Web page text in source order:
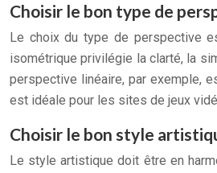
Choisir le bon type de
Le choix du type de perspective
isométrique privilégie la clarté, la
perspective linéaire, par exemple,
est idéale pour les sites de jeux
Choisir le bon style
Le style artistique doit être en